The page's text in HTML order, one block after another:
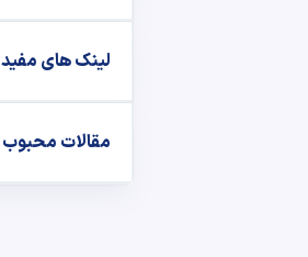
لینک های مفید
مقالات محبوب